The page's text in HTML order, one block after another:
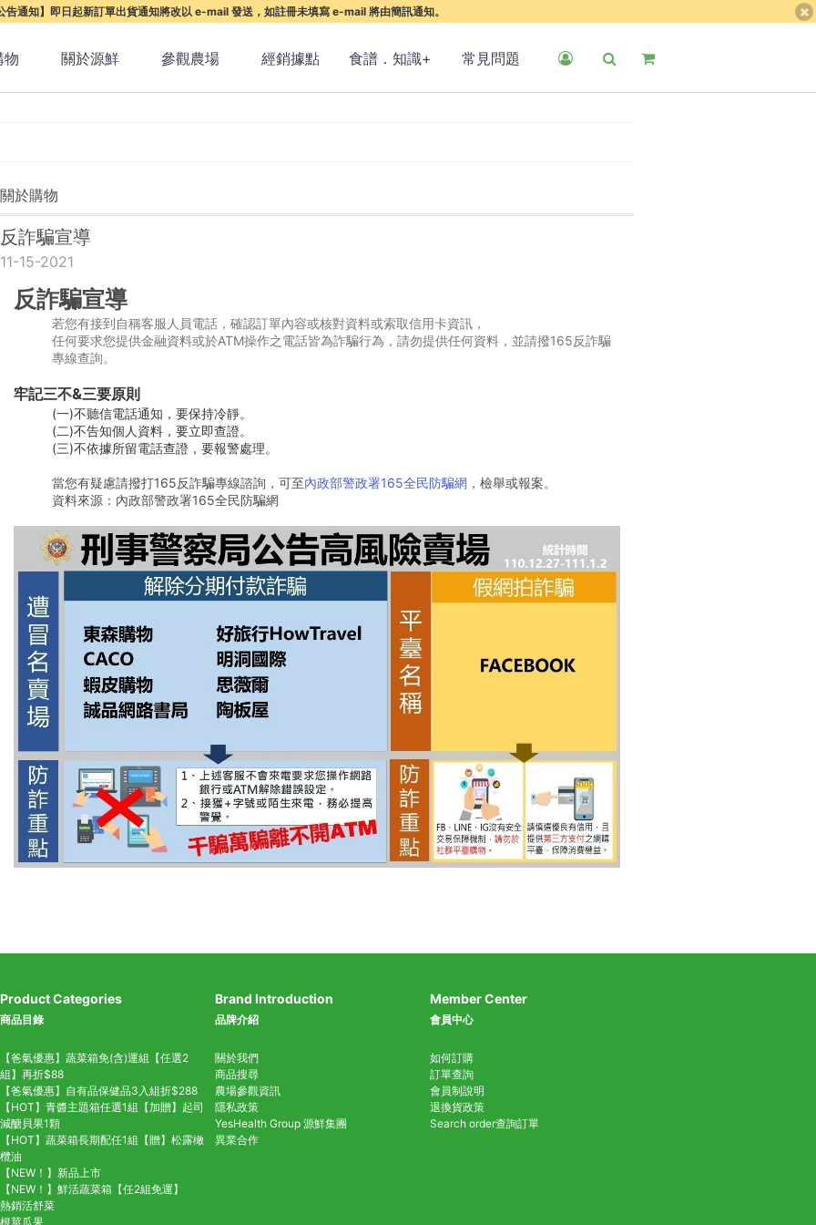
告通知】即日起新訂單出貨通知將改以 e-mail 發送，如註冊未填寫 e-mail 將由簡訊通知。
物 關於源鮮 參觀農場 經銷據點 食譜．知識+ 常見問題
關於購物
反詐騙宣導
11-15-2021
反詐騙宣導
若您有接到自稱客服人員電話，確認訂單內容或核對資料或索取信用卡資訊，
任何要求您提供金融資料或於ATM操作之電話皆為詐騙行為，請勿提供任何資料，並請撥165反詐騙
專線查詢。
牢記三不&三要原則
(一)不聽信電話通知，要保持冷靜。
(二)不告知個人資料，要立即查證。
(三)不依據所留電話查證，要報警處理。
當您有疑慮請撥打165反詐騙專線諮詢，可至內政部警政署165全民防騙網 ，檢舉或報案。
資料來源：內政部警政署165全民防騙網
Product Categories
商品目錄
【爸氣優惠】蔬菜箱免(含)運組【任選2
組】再折$88
【爸氣優惠】自有品保健品3入組折$288
【HOT】青醬主題箱任選1組【加贈】起司
減醣貝果1顆
【HOT】蔬菜箱長期配任1組【贈】松露橄
欖油
【NEW！】新品上市
【NEW！】鮮活蔬菜箱【任2組免運】
熱銷活舒菜
根莖瓜果
Brand Introduction
品牌介紹
關於我們
商品搜尋
農場參觀資訊
隱私政策
YesHealth Group 源鮮集團
異業合作
Member Center
會員中心
如何訂購
訂單查詢
會員制說明
退換貨政策
Search order查詢訂單